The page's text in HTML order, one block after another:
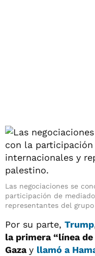
Las negociaciones se
participación de
representantes del
Por su parte, Trump
la primera “línea
Gazay llamó a